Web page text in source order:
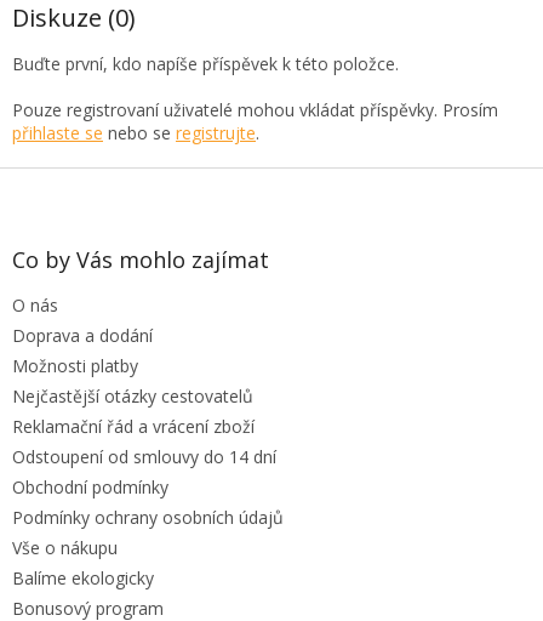
Diskuze (0)
Buďte první, kdo napíše příspěvek k této položce.
Pouze registrovaní uživatelé mohou vkládat příspěvky. Prosím
přihlaste se nebo se registrujte.
Z
Co by Vás mohlo zajímat
O nás
Doprava a dodání
Možnosti platby
Nejčastější otázky cestovatelů
Reklamační řád a vrácení zboží
Odstoupení od smlouvy do 14 dní
Obchodní podmínky
Podmínky ochrany osobních údajů
Vše o nákupu
Balíme ekologicky
Bonusový program